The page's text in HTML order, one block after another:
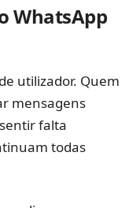
WhatsApp
utilizador. Quem
mensagens
falta
todas